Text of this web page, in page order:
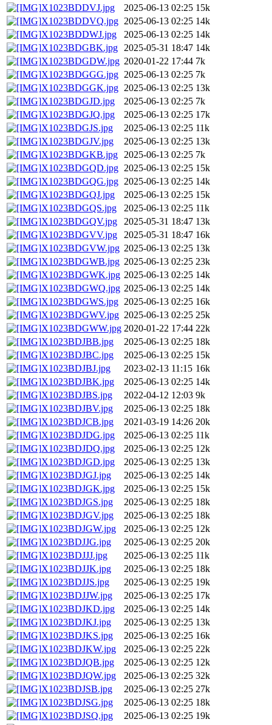
X1023BDDVJ.jpg
2025-06-13 02:25 15k
X1023BDDVQ.jpg 2025-06-13 02:25 14k
X1023BDDWJ.jpg
2025-06-13 02:25 14k
X1023BDGBK.jpg
2025-05-31 18:47 14k
X1023BDGDW.jpg 2020-01-22 17:44 7k
X1023BDGGG.jpg 2025-06-13 02:25 7k
X1023BDGGK.jpg 2025-06-13 02:25 13k
X1023BDGJD.jpg
2025-06-13 02:25 7k
X1023BDGJQ.jpg
2025-06-13 02:25 17k
X1023BDGJS.jpg
2025-06-13 02:25 11k
X1023BDGJV.jpg
2025-06-13 02:25 13k
X1023BDGKB.jpg
2025-06-13 02:25 7k
X1023BDGQD.jpg 2025-06-13 02:25 15k
X1023BDGQG.jpg 2025-06-13 02:25 14k
X1023BDGQJ.jpg
2025-06-13 02:25 15k
X1023BDGQS.jpg
2025-06-13 02:25 11k
X1023BDGQV.jpg
2025-05-31 18:47 13k
X1023BDGVV.jpg
2025-05-31 18:47 16k
X1023BDGVW.jpg 2025-06-13 02:25 13k
X1023BDGWB.jpg 2025-06-13 02:25 23k
X1023BDGWK.jpg 2025-06-13 02:25 14k
X1023BDGWQ.jpg 2025-06-13 02:25 14k
X1023BDGWS.jpg 2025-06-13 02:25 16k
X1023BDGWV.jpg 2025-06-13 02:25 25k
X1023BDGWW.jpg 2020-01-22 17:44 22k
X1023BDJBB.jpg
2025-06-13 02:25 18k
X1023BDJBC.jpg
2025-06-13 02:25 15k
X1023BDJBJ.jpg
2023-02-13 11:15 16k
X1023BDJBK.jpg
2025-06-13 02:25 14k
X1023BDJBS.jpg
2022-04-12 12:03 9k
X1023BDJBV.jpg
2025-06-13 02:25 18k
X1023BDJCB.jpg
2021-03-19 14:26 20k
X1023BDJDG.jpg
2025-06-13 02:25 11k
X1023BDJDQ.jpg
2025-06-13 02:25 12k
X1023BDJGD.jpg
2025-06-13 02:25 13k
X1023BDJGJ.jpg
2025-06-13 02:25 14k
X1023BDJGK.jpg
2025-06-13 02:25 15k
X1023BDJGS.jpg
2025-06-13 02:25 18k
X1023BDJGV.jpg
2025-06-13 02:25 18k
X1023BDJGW.jpg
2025-06-13 02:25 12k
X1023BDJJG.jpg
2025-06-13 02:25 20k
X1023BDJJJ.jpg
2025-06-13 02:25 11k
X1023BDJJK.jpg
2025-06-13 02:25 18k
X1023BDJJS.jpg
2025-06-13 02:25 19k
X1023BDJJW.jpg
2025-06-13 02:25 17k
X1023BDJKD.jpg
2025-06-13 02:25 14k
X1023BDJKJ.jpg
2025-06-13 02:25 13k
X1023BDJKS.jpg
2025-06-13 02:25 16k
X1023BDJKW.jpg
2025-06-13 02:25 22k
X1023BDJQB.jpg
2025-06-13 02:25 12k
X1023BDJQW.jpg
2025-06-13 02:25 32k
X1023BDJSB.jpg
2025-06-13 02:25 27k
X1023BDJSG.jpg
2025-06-13 02:25 18k
X1023BDJSQ.jpg
2025-06-13 02:25 19k